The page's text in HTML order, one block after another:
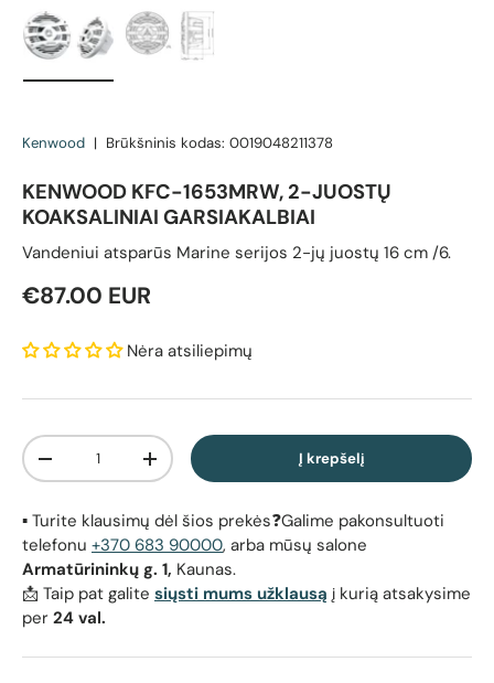
Kenwood | Brūkšninis kodas: 0019048211378
KENWOOD KFC-1653MRW, 2-JUOSTŲ
KOAKSALINIAI GARSIAKALBIAI
Vandeniui atsparūs Marine serijos 2-jų juostų 16 cm /6.
Reguliari kaina
€87.00 EUR
Nėra atsiliepimų
Kiekis
Sumažinti kiekįPadidinti kiekį Į krepšelį
▪️ Turite klausimų dėl šios prekės❓Galime pakonsultuoti
telefonu +370 683 90000, arba mūsų salone
Armatūrininkų g. 1, Kaunas.
📩 Taip pat galite siųsti mums užklausą į kurią atsakysime
per 24 val.